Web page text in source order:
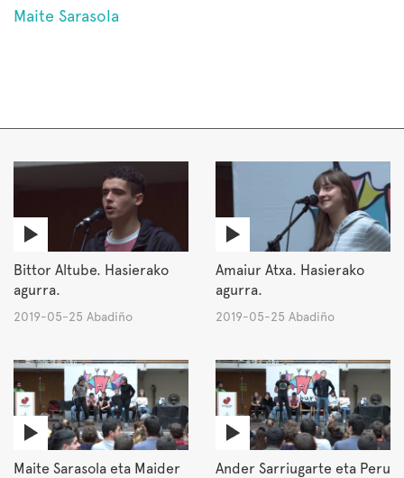
Maite Sarasola
Bittor Altube. Hasierako
agurra.
2019-05-25 Abadiño
Amaiur Atxa. Hasierako
agurra.
2019-05-25 Abadiño
Maite Sarasola eta Maider
Ander Sarriugarte eta Peru